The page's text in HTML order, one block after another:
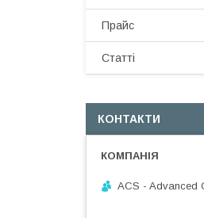
Прайс
Статті
КОНТАКТИ
ACS - Advanced